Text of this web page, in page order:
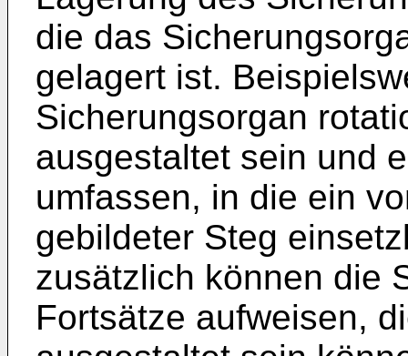
die das
gelagert ist.
Sicherungsorgan
ausgestaltet sein und
umfassen, in die ein
gebildeter Steg
zusätzlich können die
Fortsätze aufweisen,